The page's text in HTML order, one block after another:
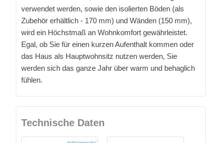
verwendet werden, sowie den isolierten Böden (als
Zubehör erhältlich - 170 mm) und Wänden (150 mm),
wird ein Höchstmaß an Wohnkomfort gewährleistet.
Egal, ob Sie für einen kurzen Aufenthalt kommen oder
das Haus als Hauptwohnsitz nutzen werden, Sie
werden sich das ganze Jahr über warm und behaglich
fühlen.
Technische Daten